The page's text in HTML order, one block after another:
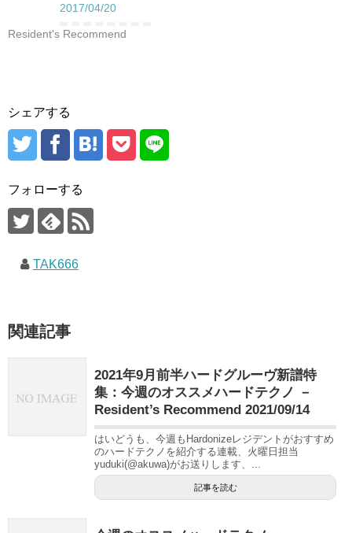
2017/04/20
Resident's Recommend
シェアする
フォローする
TAK666
関連記事
2021年9月前半ハードグルーヴ新譜特
集：今週のオススメハードテクノ －
Resident’s Recommend 2021/09/14
はいどうも、今週もHardonizeレジデントがおすすめ
のハードテクノを紹介する連載、火曜日担当
yuduki(@akuwa)がお送りします、...
記事を読む